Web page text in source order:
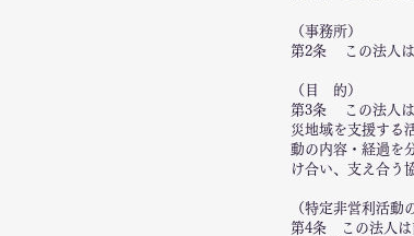
（事務所）
第2条 この法人は
（目 的）
第3条 この法人は
災地域を支援する
動の内容・経過を
け合い、支え合う
（特定非営利活動
第4条 この法人は